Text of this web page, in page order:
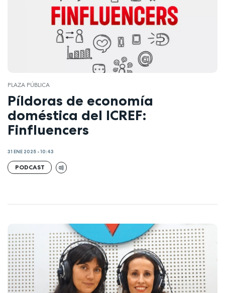
PLAZA PÚBLICA
Píldoras de economía
doméstica del ICREF:
Finfluencers
31 ENE 2025 - 10:43
PODCAST